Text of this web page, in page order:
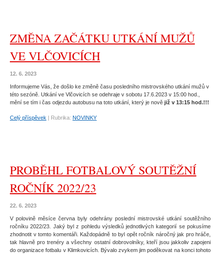
ZMĚNA ZAČÁTKU UTKÁNÍ MUŽŮ
VE VLČOVICÍCH
12. 6. 2023
Informujeme Vás, že došlo ke změně času posledního mistrovského utkání mužů v
této sezóně. Utkání ve Vlčovicích se odehraje v sobotu 17.6.2023 v 15:00 hod.,
mění se tím i čas odjezdu autobusu na toto utkání, který je nově již v 13:15 hod.!!!
Celý příspěvek | Rubrika: NOVINKY
PROBĚHL FOTBALOVÝ SOUTĚŽNÍ
ROČNÍK 2022/23
22. 6. 2023
V polovině měsíce června byly odehrány poslední mistrovské utkání soutěžního
ročníku 2022/23. Jaký byl z pohledu výsledků jednotlivých kategorií se pokusíme
zhodnotit v tomto komentáři. Každopádně to byl opět ročník náročný jak pro hráče,
tak hlavně pro trenéry a všechny ostatní dobrovolníky, kteří jsou jakkoliv zapojeni
do organizace fotbalu v Klimkovicích. Bývalo zvykem jim poděkovat na konci tohoto